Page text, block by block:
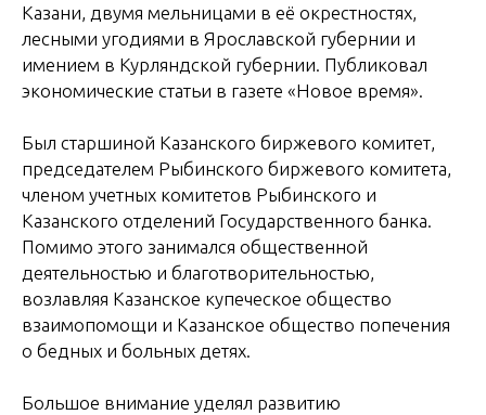
Казани, двумя мельницами в её окрестностях,
лесными угодиями в Ярославской губернии и
имением в Курляндской губернии. Публиковал
экономические статьи в газете «Новое время».
Был старшиной Казанского биржевого комитет,
председателем Рыбинского биржевого комитета,
членом учетных комитетов Рыбинского и
Казанского отделений Государственного банка.
Помимо этого занимался общественной
деятельностью и благотворительностью,
возлавляя Казанское купеческое общество
взаимопомощи и Казанское общество попечения
о бедных и больных детях.
Большое внимание уделял развитию